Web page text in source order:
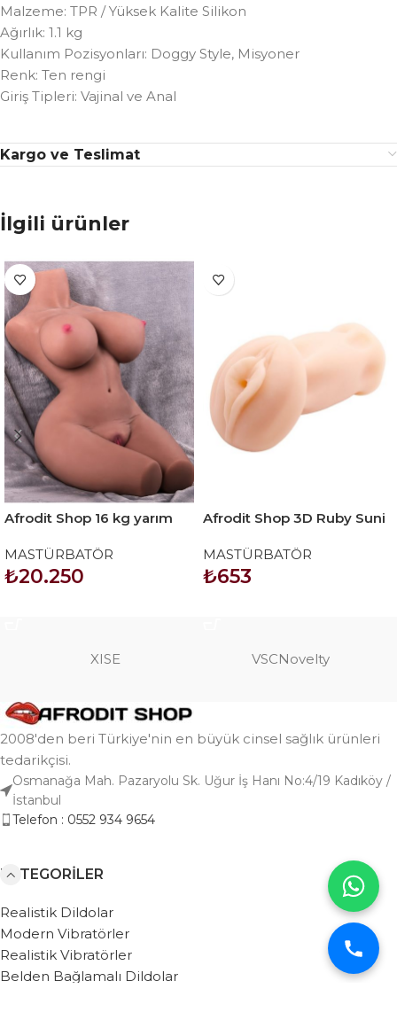
Malzeme: TPR / Yüksek Kalite Silikon
Ağırlık: 1.1 kg
Kullanım Pozisyonları: Doggy Style, Misyoner
Renk: Ten rengi
Giriş Tipleri: Vajinal ve Anal
Kargo ve Teslimat
İlgili ürünler
Afrodit Shop 16 kg yarım
MASTÜRBATÖR
₺20.250
Afrodit Shop 3D Ruby Suni
MASTÜRBATÖR
₺653
XISE VSCNovelty
2008'den beri Türkiye'nin en büyük cinsel sağlık ürünleri
tedarikçisi.
Osmanağa Mah. Pazaryolu Sk. Uğur İş Hanı No:4/19 Kadıköy /
İstanbul
Telefon : 0552 934 9654
KATEGORILER
Realistik Dildolar
Modern Vibratörler
Realistik Vibratörler
Belden Bağlamalı Dildolar